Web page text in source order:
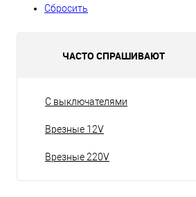
Сбросить
ЧАСТО СПРАШИВАЮТ
С выключателями
Врезные 12V
Врезные 220V